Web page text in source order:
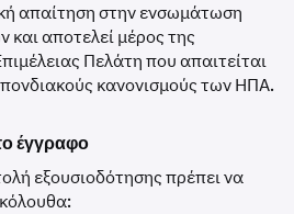
απαίτηση στην ενσωμάτωση
και αποτελεί μέρος της
Πελάτη που απαιτείται
κανονισμούς των ΗΠΑ.
το έγγραφο
εξουσιοδότησης πρέπει να